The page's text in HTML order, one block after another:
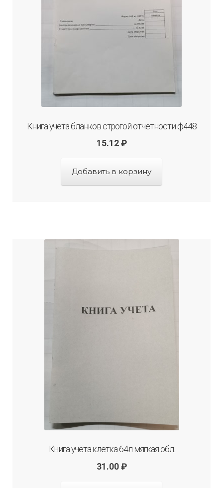
Книга учета бланков строгой отчетности ф448
15.12 ₽
Добавить в корзину
Книга учёта клетка 64л мягкая обл.
31.00 ₽